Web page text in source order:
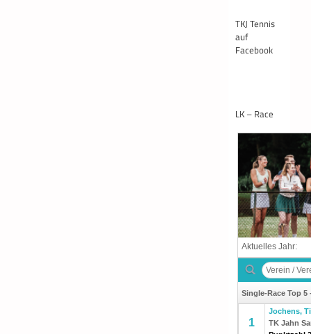
TKJ Tennis
auf
Facebook
LK – Race